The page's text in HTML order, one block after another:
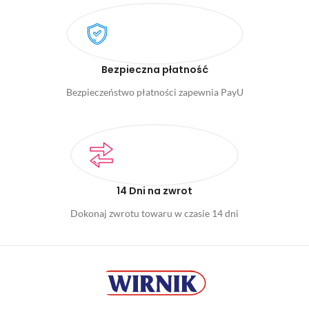
Bezpieczna płatność
Bezpieczeństwo płatności zapewnia PayU
14 Dni na zwrot
Dokonaj zwrotu towaru w czasie 14 dni